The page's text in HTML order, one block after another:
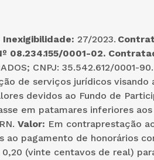
Inexigibilidade: 27/2023.
08.234.155/0001-02.
CNPJ: 35.542.612/0001-90.
de serviços jurídicos visando
devidos ao Fundo de
em patamares inferiores
Valor: Em contraprestação
ao pagamento de honorários
(vinte centavos de real)